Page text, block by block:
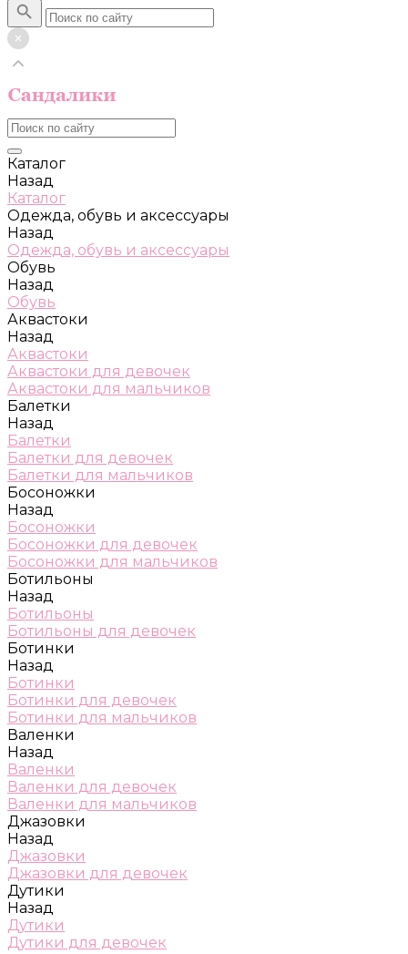
Каталог
Назад
Каталог
Одежда, обувь и аксессуары
Назад
Одежда, обувь и аксессуары
Обувь
Назад
Обувь
Аквастоки
Назад
Аквастоки
Аквастоки для девочек
Аквастоки для мальчиков
Балетки
Назад
Балетки
Балетки для девочек
Балетки для мальчиков
Босоножки
Назад
Босоножки
Босоножки для девочек
Босоножки для мальчиков
Ботильоны
Назад
Ботильоны
Ботильоны для девочек
Ботинки
Назад
Ботинки
Ботинки для девочек
Ботинки для мальчиков
Валенки
Назад
Валенки
Валенки для девочек
Валенки для мальчиков
Джазовки
Назад
Джазовки
Джазовки для девочек
Дутики
Назад
Дутики
Дутики для девочек